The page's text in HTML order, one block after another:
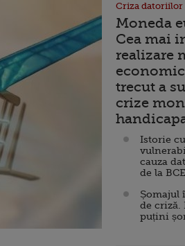
Criza datoriilor
Moneda
Cea mai
realizare
trecut a
crize
Istorie
cauza
de la BCE
Șomajul
de criză.
puțini